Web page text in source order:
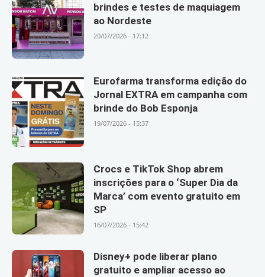
brindes e testes de maquiagem
ao Nordeste
20/07/2026 - 17:12
Eurofarma transforma edição do
Jornal EXTRA em campanha com
brinde do Bob Esponja
19/07/2026 - 15:37
Crocs e TikTok Shop abrem
inscrições para o ‘Super Dia da
Marca’ com evento gratuito em
SP
16/07/2026 - 15:42
Disney+ pode liberar plano
gratuito e ampliar acesso ao